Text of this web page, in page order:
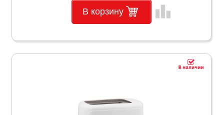
В корзину leaderboard